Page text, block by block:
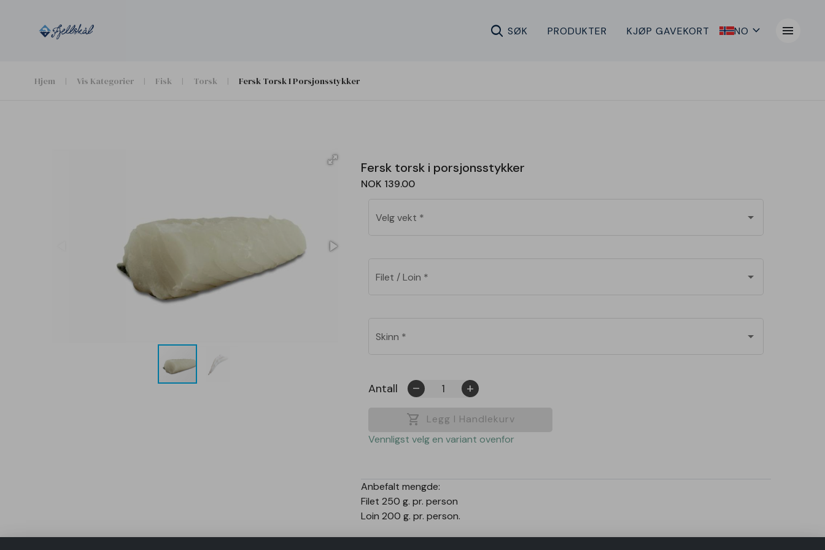
search SØK PRODUKTER KJØP GAVEKORT NO expand_more menu
Hjem Vis Kategorier Fisk Torsk Fersk Torsk I Porsjonsstykker
Fersk torsk i porsjonsstykker
NOK 139.00
Velg vekt *
Filet / Loin *
Skinn *
Antall remove add
shopping_cart
Legg I Handlekurv
Vennligst velg en variant ovenfor
Anbefalt mengde:
Filet 250 g. pr. person
Loin 200 g. pr. person.